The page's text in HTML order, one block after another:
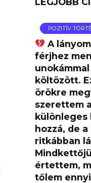
POZITÍV
A
férjhez
költözött.
örökre
szerettem
hozzá, de
ritkábban
értettem,
tőlem